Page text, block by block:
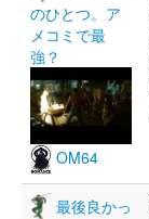
のひとつ。ア
メコミで最
強？
OM64
最後良かっ